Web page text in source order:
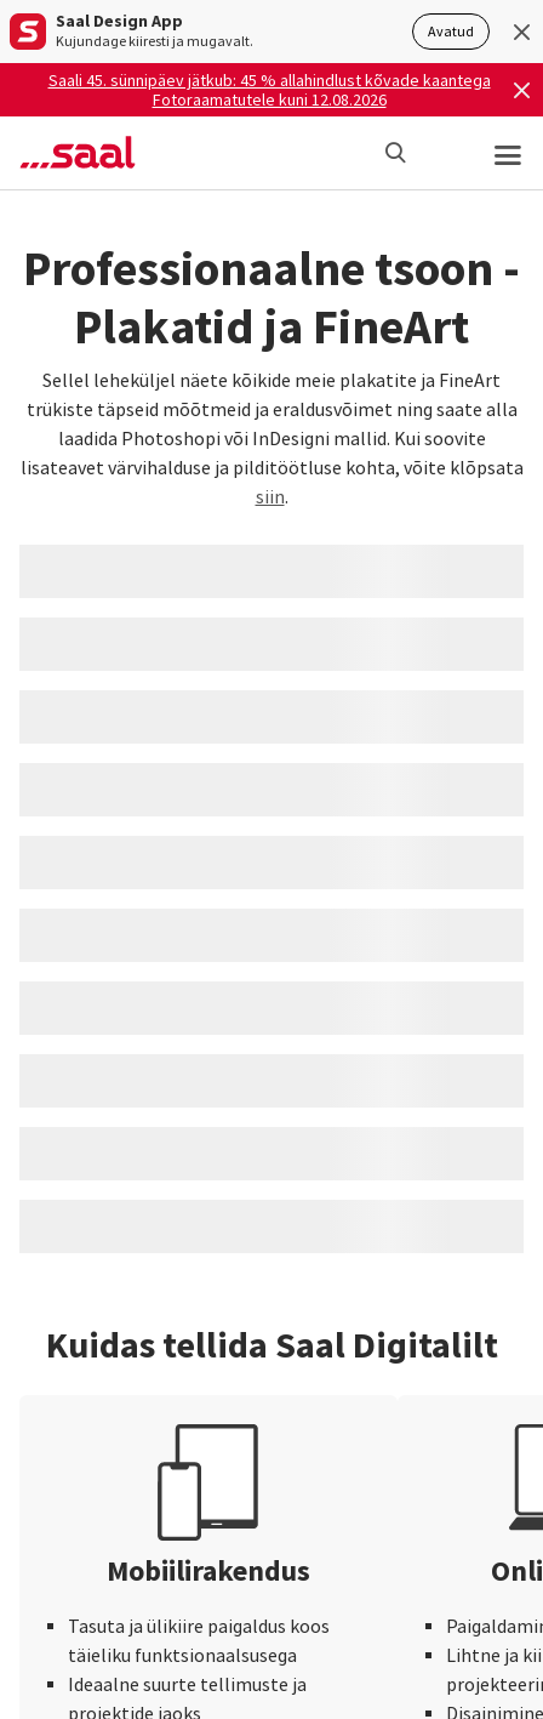
Saal Design App
Kujundage kiiresti ja mugavalt. Avatud
Saali 45. sünnipäev jätkub: 45 % allahindlust kõvade kaantega
Fotoraamatutele kuni 12.08.2026
Professionaalne tsoon -
Plakatid ja FineArt
Sellel leheküljel näete kõikide meie plakatite ja FineArt
trükiste täpseid mõõtmeid ja eraldusvõimet ning saate alla
laadida Photoshopi või InDesigni mallid. Kui soovite
lisateavet värvihalduse ja pilditöötluse kohta, võite klõpsata
siin.
Kuidas tellida Saal Digitalilt
Mobiilirakendus
Tasuta ja ülikiire paigaldus koos
täieliku funktsionaalsusega
Ideaalne suurte tellimuste ja
projektide jaoks
Lihtne ja